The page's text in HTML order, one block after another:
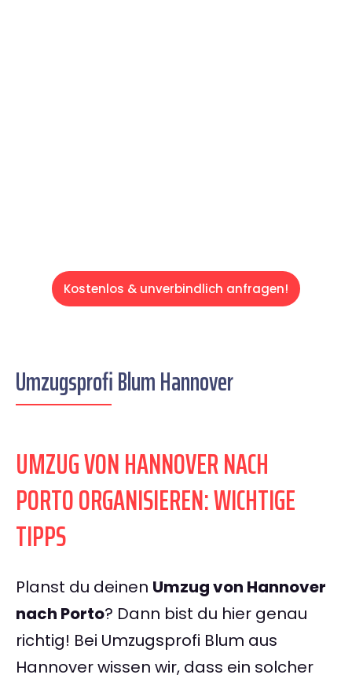
Kostenlos & unverbindlich anfragen!
Umzugsprofi Blum Hannover
UMZUG VON HANNOVER NACH
PORTO ORGANISIEREN: WICHTIGE
TIPPS
Planst du deinen Umzug von Hannover
nach Porto? Dann bist du hier genau
richtig! Bei Umzugsprofi Blum aus
Hannover wissen wir, dass ein solcher